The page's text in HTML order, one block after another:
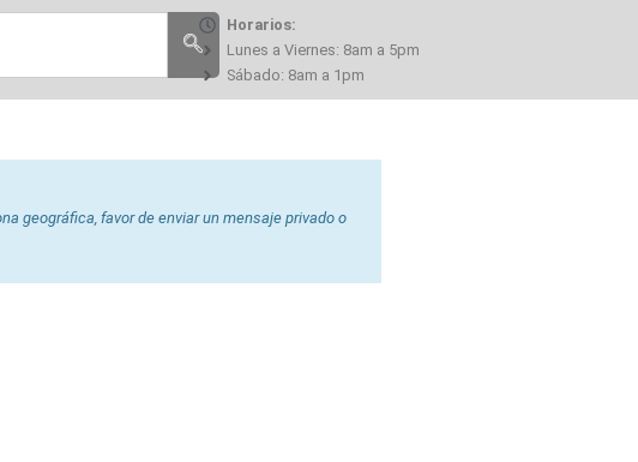
Horarios:
Lunes a Viernes: 8am a 5pm
Sábado: 8am a 1pm
geográfica, favor de enviar un mensaje privado o